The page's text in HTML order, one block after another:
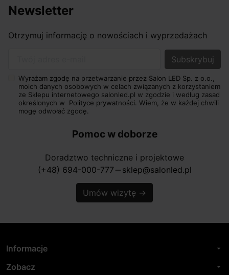
Newsletter
Otrzymuj informację o nowościach i wyprzedażach
Wyrażam zgodę na przetwarzanie przez Salon LED Sp. z o.o.,
moich danych osobowych w celach związanych z korzystaniem
ze Sklepu internetowego salonled.pl w zgodzie i według zasad
określonych w Polityce prywatności. Wiem, że w każdej chwili
mogę odwołać zgodę.
Pomoc w doborze
Doradztwo techniczne i projektowe
(+48) 694-000-777 horizontal_rule sklep@salonled.pl
Umów wizytę →
Informacje arrow_drop_down
Zobacz arrow_drop_down